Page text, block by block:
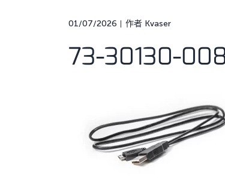
01/07/2026 作者 Kvaser
73-30130-